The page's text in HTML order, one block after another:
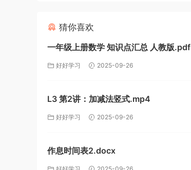
猜你喜欢
一年级上册数学 知识点汇总 人教版.pdf
好好学习 2025-09-26
L3 第2讲：加减法竖式.mp4
好好学习 2025-09-26
作息时间表2.docx